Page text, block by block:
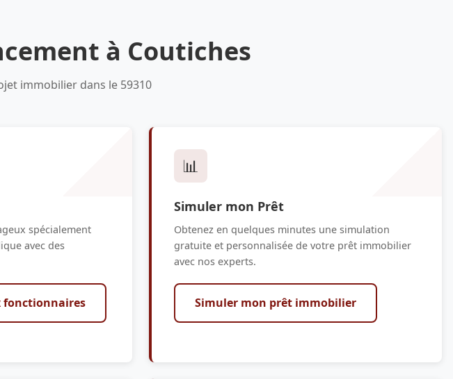
à Coutiches
immobilier dans le 59310
spécialement
avec des
fonctionnaires
📊
Simuler mon Prêt
Obtenez en quelques minutes une simulation
gratuite et personnalisée de votre prêt immobilier
avec nos experts.
Simuler mon prêt immobilier